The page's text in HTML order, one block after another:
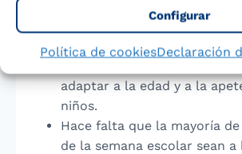
Configurar
Política de cookiesDeclaración
Es importante tener
adaptar a la edad y a la
niños.
Hace falta que la mayoría
de la semana escolar sean